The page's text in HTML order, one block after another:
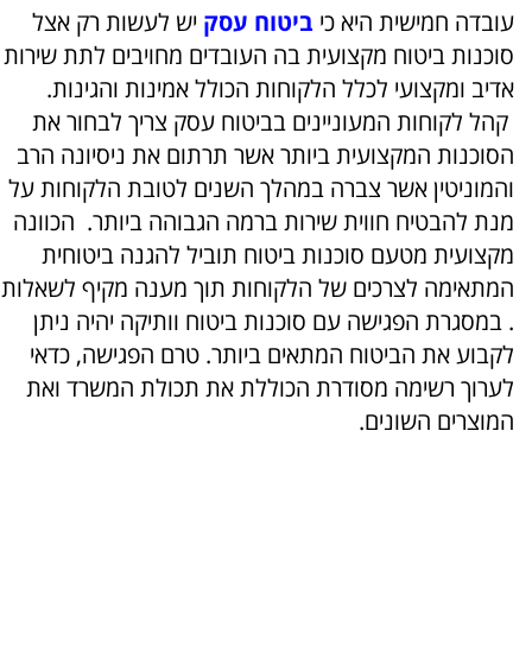
עובדה חמישית היא כי ביטוח עסק יש לעשות רק אצל
סוכנות ביטוח מקצועית בה העובדים מחויבים לתת שירות
אדיב ומקצועי לכלל הלקוחות הכולל אמינות והגינות.
קהל לקוחות המעוניינים בביטוח עסק צריך לבחור את
הסוכנות המקצועית ביותר אשר תרתום את ניסיונה הרב
והמוניטין אשר צברה במהלך השנים לטובת הלקוחות על
מנת להבטיח חווית שירות ברמה הגבוהה ביותר. הכוונה
מקצועית מטעם סוכנות ביטוח תוביל להגנה ביטוחית
המתאימה לצרכים של הלקוחות תוך מענה מקיף לשאלות
. במסגרת הפגישה עם סוכנות ביטוח וותיקה יהיה ניתן
לקבוע את הביטוח המתאים ביותר. טרם הפגישה, כדאי
לערוך רשימה מסודרת הכוללת את תכולת המשרד ואת
המוצרים השונים.